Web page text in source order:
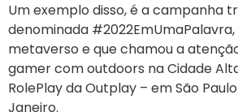
Um exemplo disso, é a campanha
denominada
metaverso e que chamou a
gamer com outdoors na Cidade
RolePlay da Outplay – em São
Janeiro.